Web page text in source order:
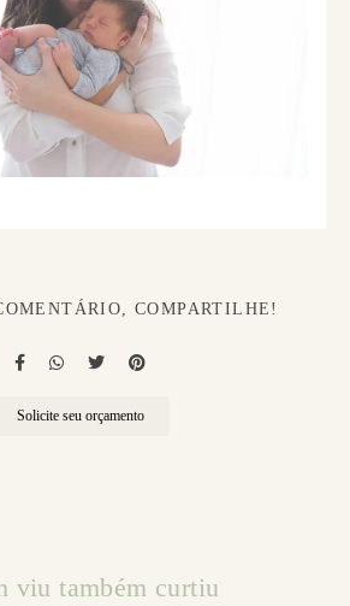
COMPARTILHE!
Solicite seu orçamento
viu também curtiu